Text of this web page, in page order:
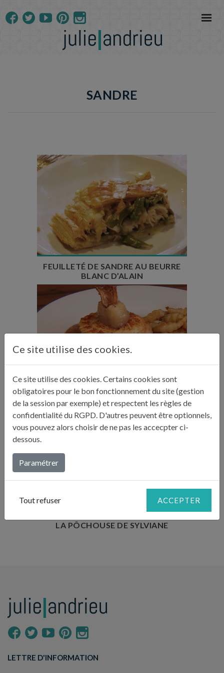
SANDRE
Temps de préparation : 30 min
Temps de cuisson : 50 min
Nombre de couverts : 12
FEUILLETÉ DE SANDRE AU BEURRE
BLANC D’ALAIN
Temps de cuisson : 1h15
TOURNEDOS DE SANDRE AU VIN
ROUGE DE CATHERINE ET ...
Temps de repos : 1 nuit
LA PÔCHOUSE DE SYLVIANE
LETTRE D'INFORMATION
Ce site utilise des cookies.
Ce site utilise des cookies. Certains cookies sont
obligatoires pour le bon fonctionnement du site (gestion
de la session par exemple) et respectent les règles de
confidentialité du RGPD. D'autres peuvent être optionnels,
vous pouvez alors choisir de ne pas les accecpter ci-
dessous.
Paramétrer
Tout refuser ACCEPTER